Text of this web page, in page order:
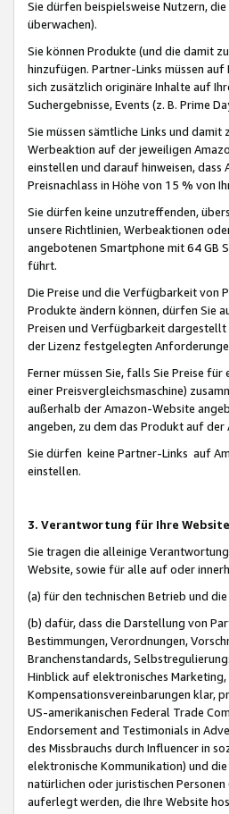
Sie dürfen beispielsweise Nutzern,
überwachen).
Sie können Produkte (und die damit
hinzufügen. Partner-Links müssen
sich zusätzlich originäre Inhalte auf
Suchergebnisse, Events (z. B. Prime
Sie müssen sämtliche Links und
Werbeaktion auf der jeweiligen
einstellen und darauf hinweisen, dass
Preisnachlass in Höhe von 15 % von
Sie dürfen keine unzutreffenden,
unsere Richtlinien, Werbeaktionen
angebotenen Smartphone mit 64 GB
führt.
Die Preise und die Verfügbarkeit von
Produkte ändern können, dürfen Sie
Preisen und Verfügbarkeit dargestellt
der Lizenz festgelegten
Ferner müssen Sie, falls Sie Preise
einer Preisvergleichsmaschine)
außerhalb der Amazon-Website
angeben, zu dem das Produkt auf
Sie dürfen keine Partner-Links auf
einstellen.
3. Verantwortung für Ihre Website
Sie tragen die alleinige
Website, sowie für alle auf oder
(a) für den technischen Betrieb und
(b) dafür, dass die Darstellung von
Bestimmungen, Verordnungen,
Branchenstandards,
Hinblick auf elektronisches
Kompensationsvereinbarungen klar,
US-amerikanischen Federal Trade
Endorsement and Testimonials in
des Missbrauchs durch Influencer in
elektronische Kommunikation) und
natürlichen oder juristischen
auferlegt werden, die Ihre Website